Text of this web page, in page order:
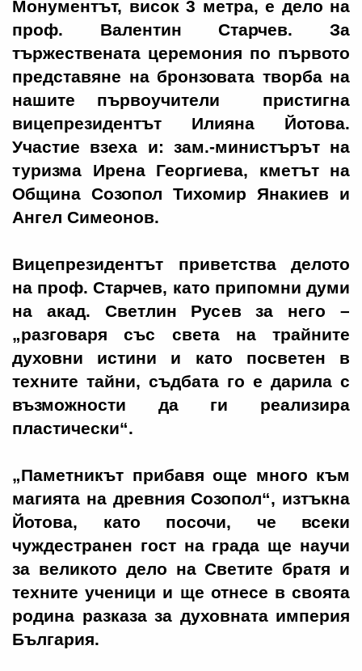
Монументът, висок 3 метра, е дело на
проф. Валентин Старчев. За
тържествената церемония по първото
представяне на бронзовата творба на
нашите първоучители пристигна
вицепрезидентът Илияна Йотова.
Участие взеха и: зам.-министърът на
туризма Ирена Георгиева, кметът на
Община Созопол Тихомир Янакиев и
Ангел Симеонов.
Вицепрезидентът приветства делото
на проф. Старчев, като припомни думи
на акад. Светлин Русев за него –
„разговаря със света на трайните
духовни истини и като посветен в
техните тайни, съдбата го е дарила с
възможности да ги реализира
пластически“.
„Паметникът прибавя още много към
магията на древния Созопол“, изтъкна
Йотова, като посочи, че всеки
чуждестранен гост на града ще научи
за великото дело на Светите братя и
техните ученици и ще отнесе в своята
родина разказа за духовната империя
България.